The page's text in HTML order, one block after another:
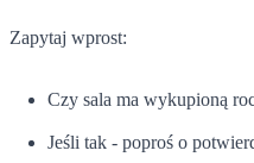
Zapytaj wprost:
Czy sala ma wykupioną
Jeśli tak - poproś o